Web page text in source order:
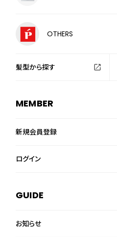
OTHERS
髪型から探す
MEMBER
新規会員登録
ログイン
GUIDE
お知らせ